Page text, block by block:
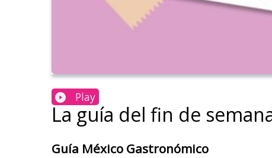
Play
La guía del fin de
Guía México Gastronómico